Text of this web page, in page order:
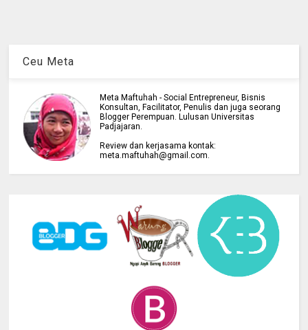
Ceu Meta
Meta Maftuhah - Social Entrepreneur, Bisnis
Konsultan, Facilitator, Penulis dan juga seorang
Blogger Perempuan. Lulusan Universitas
Padjajaran.
Review dan kerjasama kontak:
meta.maftuhah@gmail.com.